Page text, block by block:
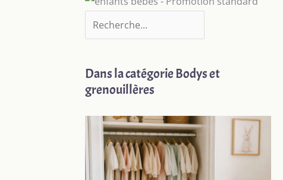
Dans la catégorie Bodys et
grenouillères